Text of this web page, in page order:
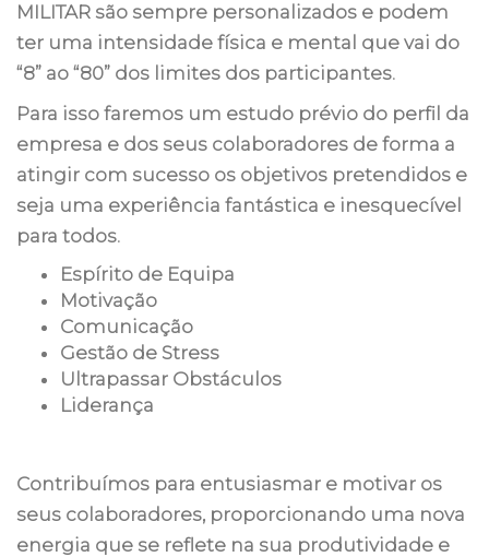
MILITAR são sempre personalizados e podem
ter uma intensidade física e mental que vai do
“8” ao “80” dos limites dos participantes.
Para isso faremos um estudo prévio do perfil da
empresa e dos seus colaboradores de forma a
atingir com sucesso os objetivos pretendidos e
seja uma experiência fantástica e inesquecível
para todos.
Espírito de Equipa
Motivação
Comunicação
Gestão de Stress
Ultrapassar Obstáculos
Liderança
Contribuímos para entusiasmar e motivar os
seus colaboradores, proporcionando uma nova
energia que se reflete na sua produtividade e